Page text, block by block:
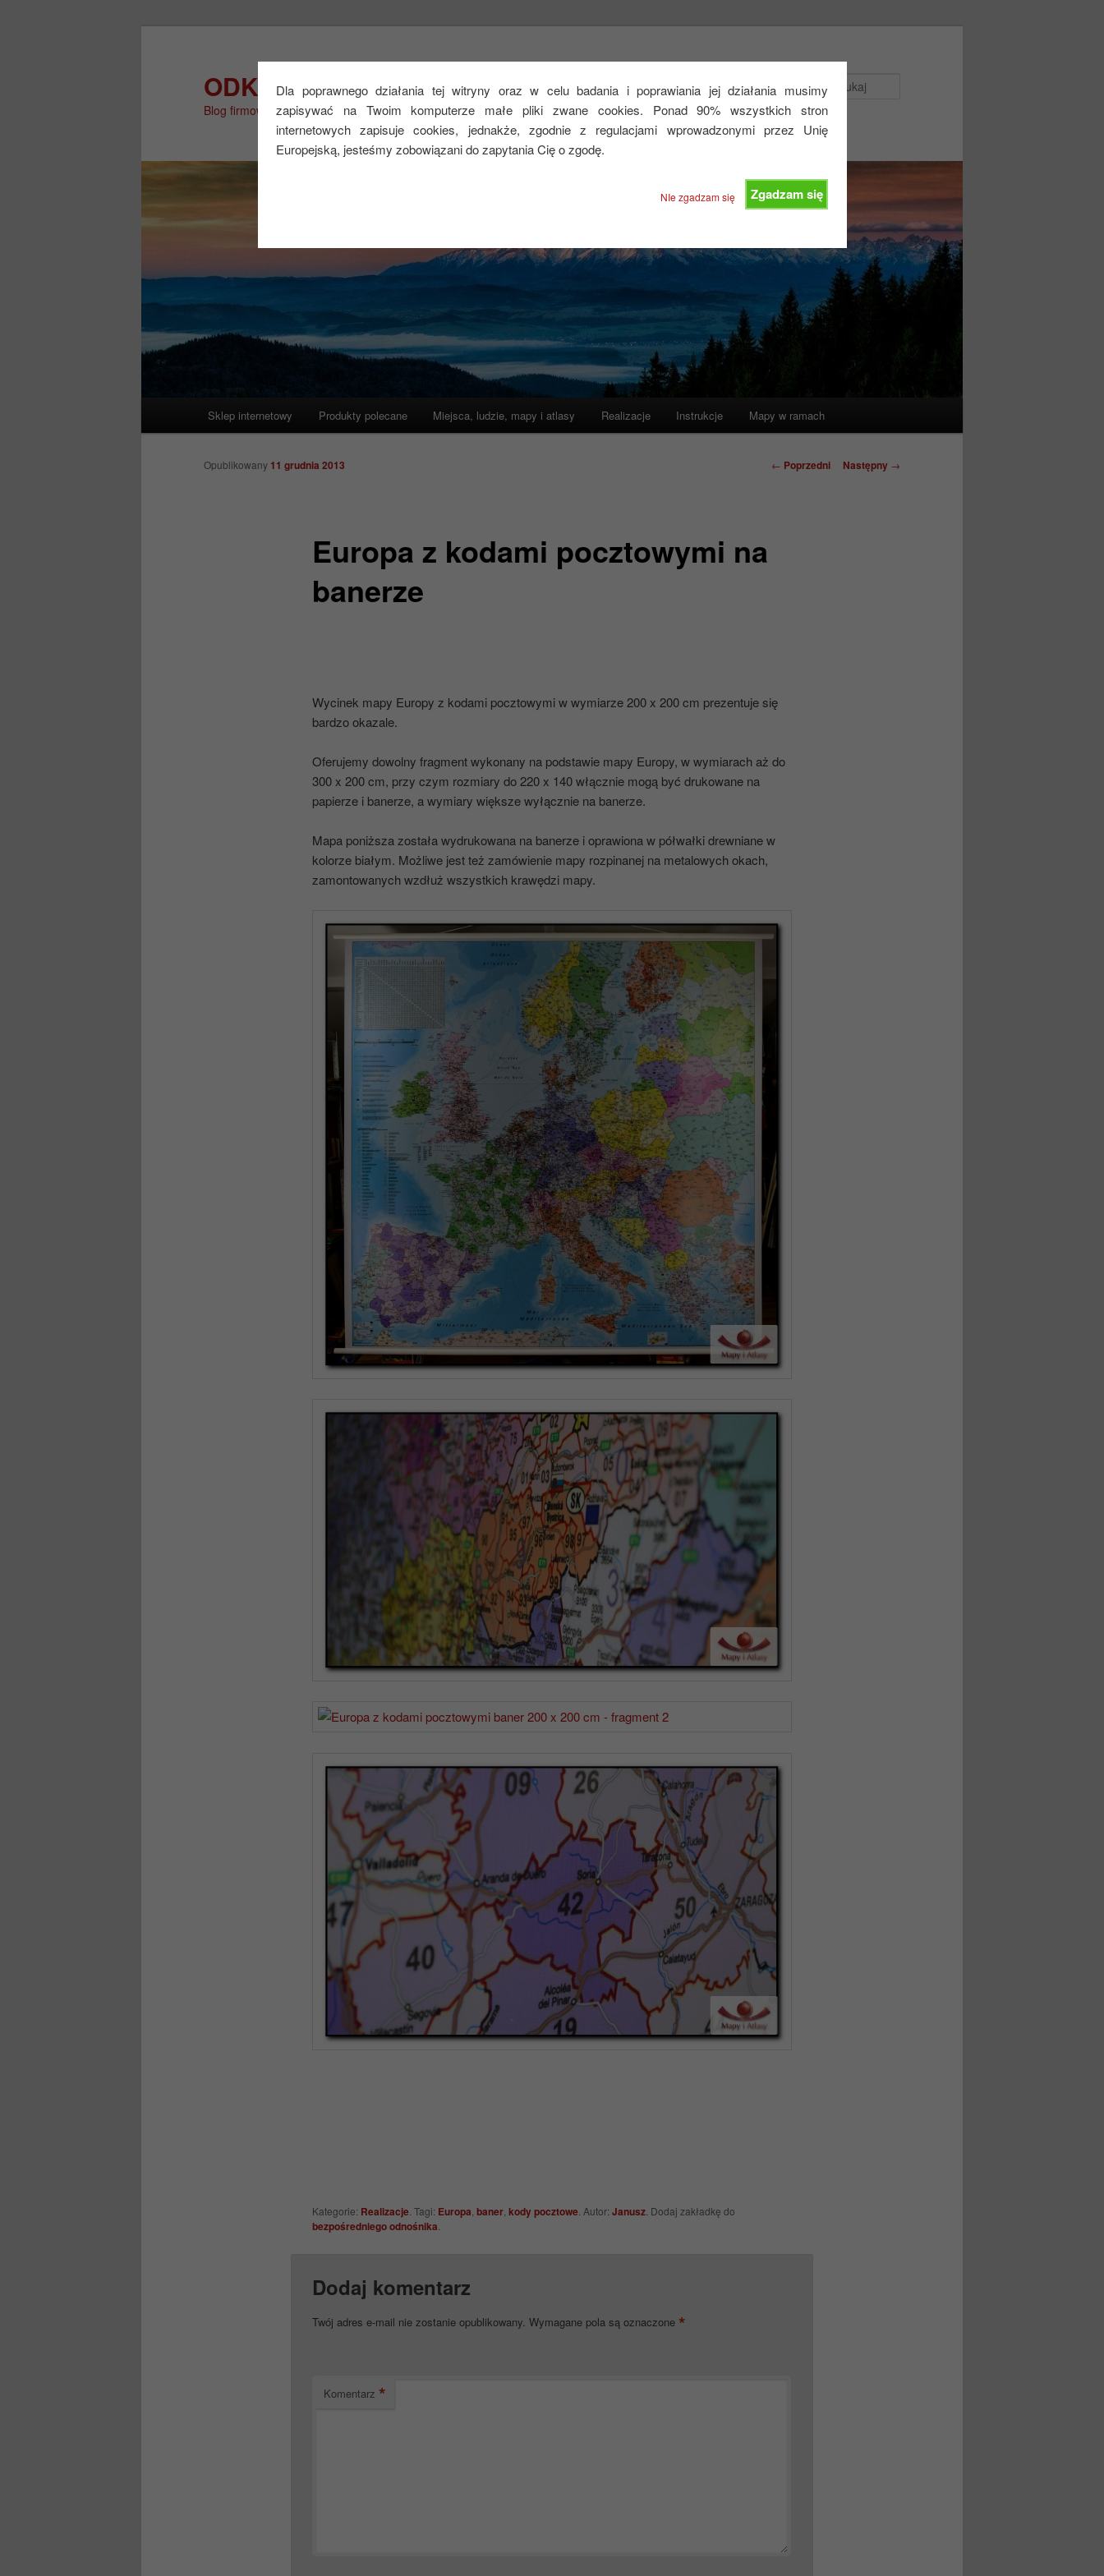
Dla poprawnego działania tej witryny oraz w celu badania i poprawiania jej działania musimy
zapisywać na Twoim komputerze małe pliki zwane cookies. Ponad 90% wszystkich stron
internetowych zapisuje cookies, jednakże, zgodnie z regulacjami wprowadzonymi przez Unię
Europejską, jesteśmy zobowiązani do zapytania Cię o zgodę.
Zgadzam się
NIe zgadzam się
ODKRYJ WIĘCEJ
Blog firmowy
Sklep internetowy Produkty polecane Miejsca, ludzie, mapy i atlasy Realizacje Instrukcje Mapy w ramach
Nawigacja
← Poprzedni Następny →
Europa z kodami pocztowymi na
banerze
Opublikowany 11 grudnia 2013
Wycinek mapy Europy z kodami pocztowymi w wymiarze 200 x 200 cm prezentuje się
bardzo okazale.
Oferujemy dowolny fragment wykonany na podstawie mapy Europy, w wymiarach aż do
300 x 200 cm, przy czym rozmiary do 220 x 140 włącznie mogą być drukowane na
papierze i banerze, a wymiary większe wyłącznie na banerze.
Mapa poniższa została wydrukowana na banerze i oprawiona w półwałki drewniane w
kolorze białym. Możliwe jest też zamówienie mapy rozpinanej na metalowych okach,
zamontowanych wzdłuż wszystkich krawędzi mapy.
Kategorie: Realizacje . Tagi: Europa baner, kody pocztowe . Autor: Janusz. Dodaj zakładkę do
bezpośredniego odnośnika
Dodaj komentarz
Twój adres e-mail nie zostanie opublikowany. Wymagane pola są oznaczone *
Komentarz *